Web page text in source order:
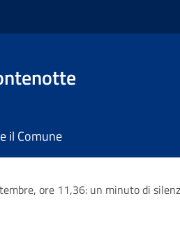
il Comune
ore 11,36: un minuto di